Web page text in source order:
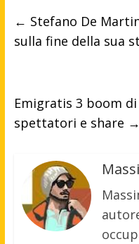
← Stefano De
sulla fine della sua
Emigratis 3 boom
spettatori e share →